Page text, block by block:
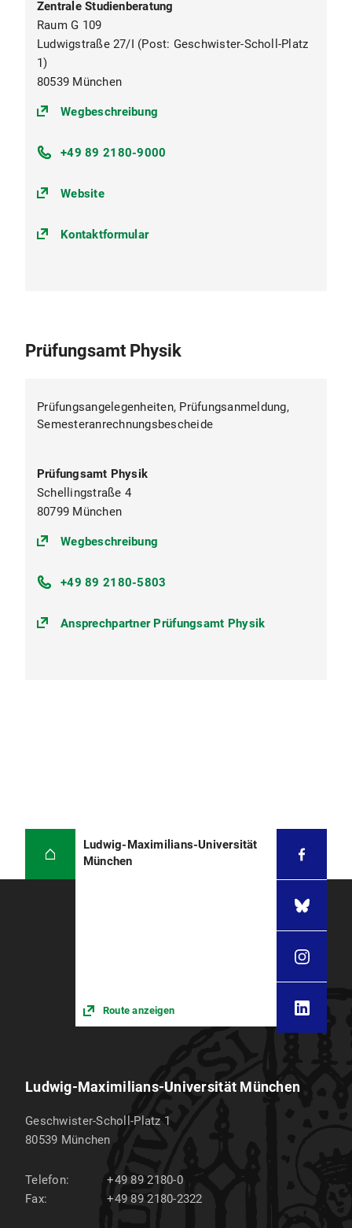
Zentrale Studienberatung
Raum G 109
Ludwigstraße 27/I (Post: Geschwister-Scholl-Platz
1)
80539 München
Wegbeschreibung
+49 89 2180-9000
Website
Kontaktformular
Prüfungsamt Physik
Prüfungsangelegenheiten, Prüfungsanmeldung,
Semesteranrechnungsbescheide
Prüfungsamt Physik
Schellingstraße 4
80799 München
Wegbeschreibung
+49 89 2180-5803
Ansprechpartner Prüfungsamt Physik
Ludwig-Maximilians-Universität
München
Route anzeigen
Ludwig-Maximilians-Universität München
Geschwister-Scholl-Platz 1
80539 München
Telefon:
+49 89 2180-0
Fax:
+49 89 2180-2322